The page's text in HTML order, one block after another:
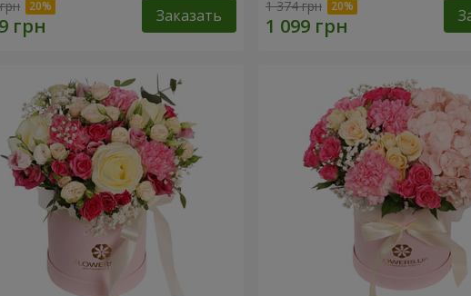
Заказать 1 374 грн